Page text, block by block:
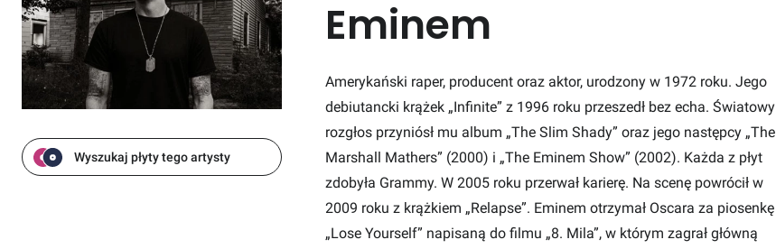
Wyszukaj płyty tego artysty
Eminem
Amerykański raper, producent oraz aktor, urodzony w 1972 roku. Jego
debiutancki krążek „Infinite” z 1996 roku przeszedł bez echa. Światowy
rozgłos przyniósł mu album „The Slim Shady” oraz jego następcy „The
Marshall Mathers” (2000) i „The Eminem Show” (2002). Każda z płyt
zdobyła Grammy. W 2005 roku przerwał karierę. Na scenę powrócił w
2009 roku z krążkiem „Relapse”. Eminem otrzymał Oscara za piosenkę
„Lose Yourself” napisaną do filmu „8. Mila”, w którym zagrał główną